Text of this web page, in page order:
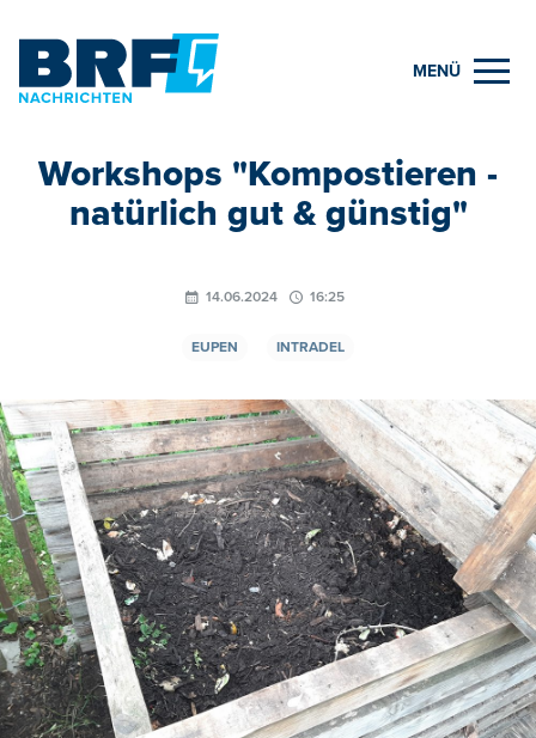
MENÜ
Workshops "Kompostieren -
natürlich gut & günstig"
14.06.2024 16:25
EUPEN INTRADEL